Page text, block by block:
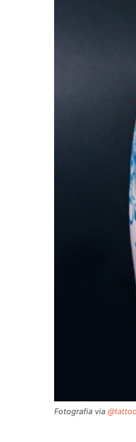
Fotografia via